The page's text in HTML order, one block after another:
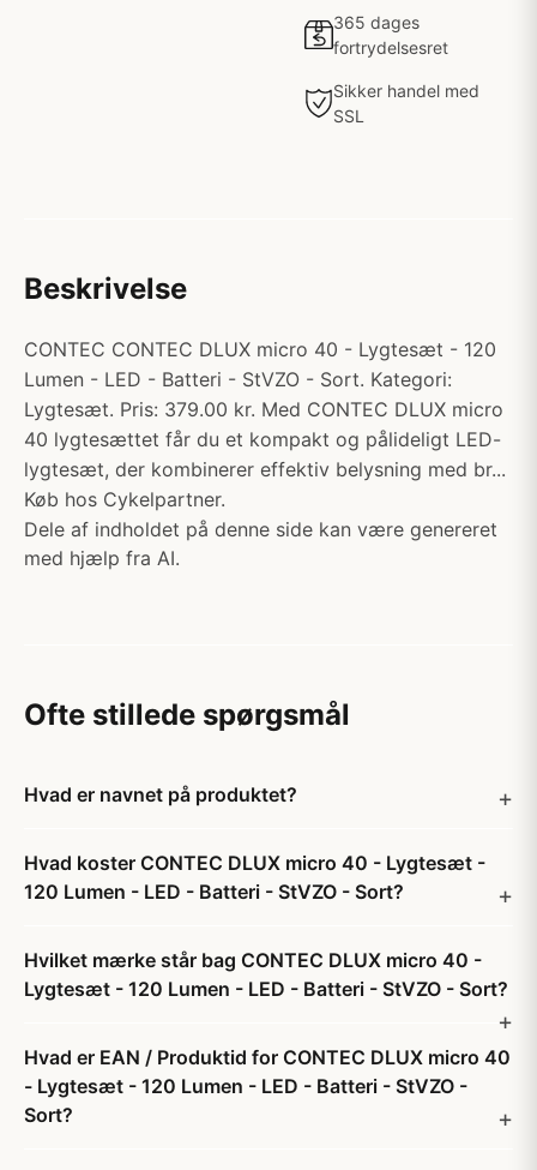
365 dages
fortrydelsesret
Sikker handel med
SSL
Beskrivelse
CONTEC CONTEC DLUX micro 40 - Lygtesæt - 120
Lumen - LED - Batteri - StVZO - Sort. Kategori:
Lygtesæt. Pris: 379.00 kr. Med CONTEC DLUX micro
40 lygtesættet får du et kompakt og pålideligt LED-
lygtesæt, der kombinerer effektiv belysning med br...
Køb hos Cykelpartner.
Dele af indholdet på denne side kan være genereret
med hjælp fra AI.
Ofte stillede spørgsmål
Hvad er navnet på produktet?
Hvad koster CONTEC DLUX micro 40 - Lygtesæt -
120 Lumen - LED - Batteri - StVZO - Sort?
Hvilket mærke står bag CONTEC DLUX micro 40 -
Lygtesæt - 120 Lumen - LED - Batteri - StVZO - Sort?
Hvad er EAN / Produktid for CONTEC DLUX micro 40
- Lygtesæt - 120 Lumen - LED - Batteri - StVZO -
Sort?